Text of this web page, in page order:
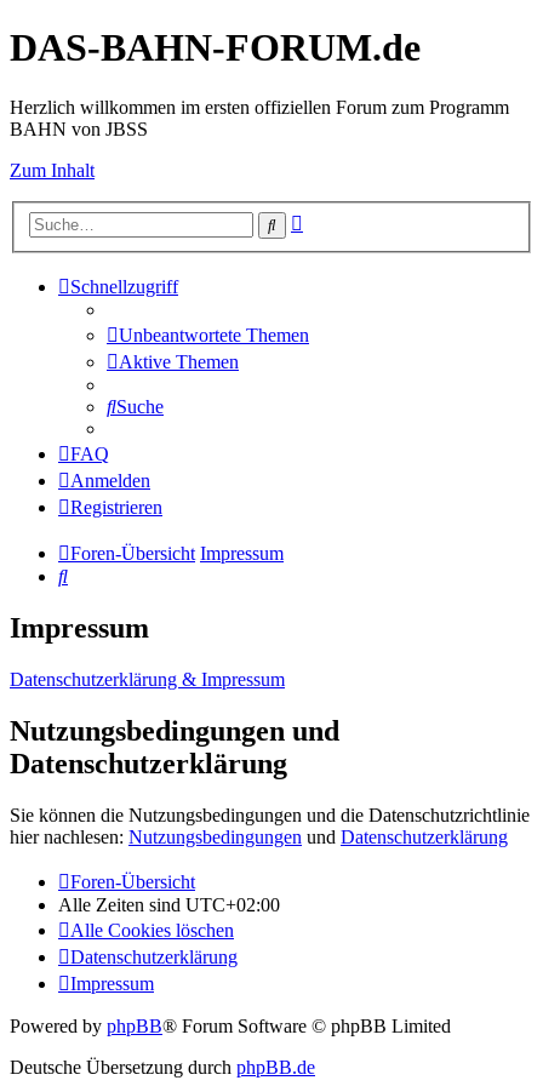
DAS-BAHN-FORUM.de
Herzlich willkommen im ersten offiziellen Forum zum Programm
BAHN von JBSS
Zum Inhalt
Suche
Schnellzugriff
Unbeantwortete Themen
Aktive Themen
Suche
FAQ
Anmelden
Registrieren
Foren-Übersicht Impressum
Suche
Impressum
Datenschutzerklärung & Impressum
Nutzungsbedingungen und
Datenschutzerklärung
Sie können die Nutzungsbedingungen und die Datenschutzrichtlinie
hier nachlesen: Nutzungsbedingungen und Datenschutzerklärung
Foren-Übersicht
Alle Zeiten sind UTC+02:00
Alle Cookies löschen
Datenschutzerklärung
Impressum
Powered by phpBB® Forum Software © phpBB Limited
Deutsche Übersetzung durch phpBB.de